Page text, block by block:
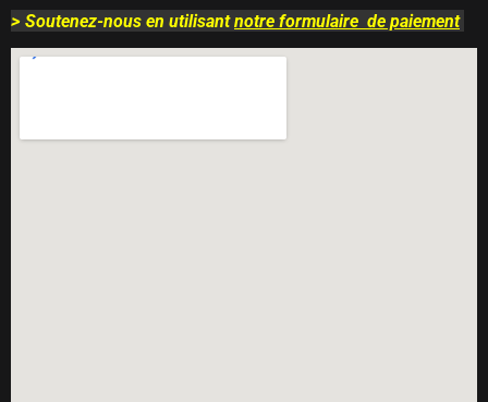
> Soutenez-nous en utilisantnotre formulaire de paiement